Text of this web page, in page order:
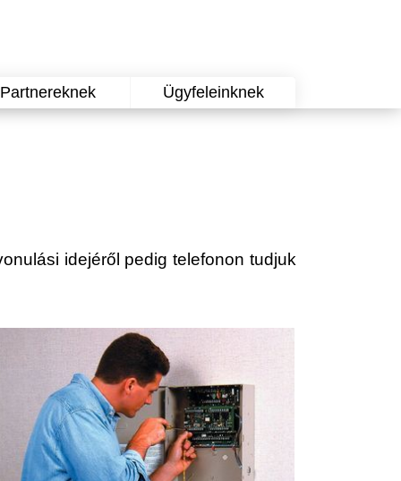
Partnereknek Ügyfeleinknek
idejéről pedig telefonon tudjuk